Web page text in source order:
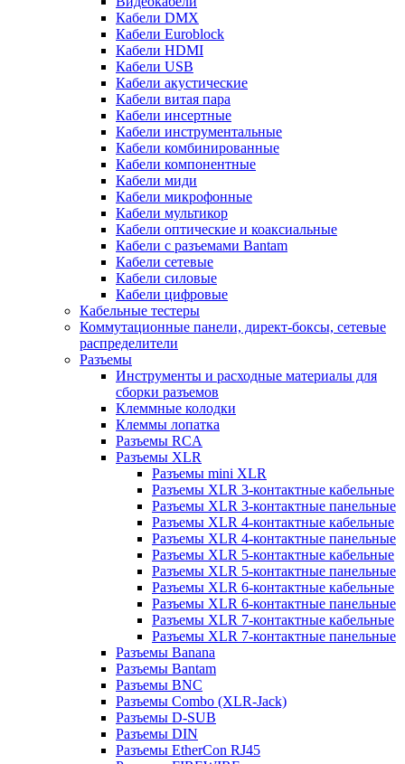
Кабели DMX
Кабели Euroblock
Кабели HDMI
Кабели USB
Кабели акустические
Кабели витая пара
Кабели инсертные
Кабели инструментальные
Кабели комбинированные
Кабели компонентные
Кабели миди
Кабели микрофонные
Кабели мультикор
Кабели оптические и коаксиальные
Кабели с разъемами Bantam
Кабели сетевые
Кабели силовые
Кабели цифровые
Кабельные тестеры
Коммутационные панели, директ-боксы, сетевые
распределители
Разъемы
Инструменты и расходные материалы для
сборки разъемов
Клеммные колодки
Клеммы лопатка
Разъемы RCA
Разъемы XLR
Разъемы mini XLR
Разъемы XLR 3-контактные кабельные
Разъемы XLR 3-контактные панельные
Разъемы XLR 4-контактные кабельные
Разъемы XLR 4-контактные панельные
Разъемы XLR 5-контактные кабельные
Разъемы XLR 5-контактные панельные
Разъемы XLR 6-контактные кабельные
Разъемы XLR 6-контактные панельные
Разъемы XLR 7-контактные кабельные
Разъемы XLR 7-контактные панельные
Разъемы Banana
Разъемы Bantam
Разъемы BNC
Разъемы Combo (XLR-Jack)
Разъемы D-SUB
Разъемы DIN
Разъемы EtherCon RJ45